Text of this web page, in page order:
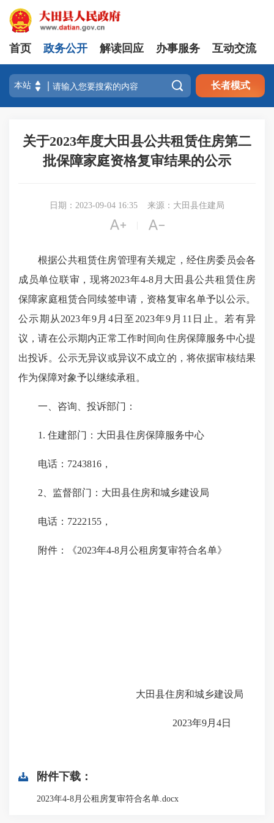
首页 政务公开 解读回应 办事服务 互动交流
 长者模式
关于2023年度大田县公共租赁住房第二
批保障家庭资格复审结果的公示
日期：2023-09-04 16:35 来源：大田县住建局
 
根据公共租赁住房管理有关规定，经住房委员会各
成员单位联审，现将2023年4-8月大田县公共租赁住房
保障家庭租赁合同续签申请，资格复审名单予以公示。
公示期从2023年9月4日至2023年9月11日止。若有异
议，请在公示期内正常工作时间向住房保障服务中心提
出投诉。公示无异议或异议不成立的，将依据审核结果
作为保障对象予以继续承租。
一、咨询、投诉部门：
1. 住建部门：大田县住房保障服务中心
电话：7243816，
2、监督部门：大田县住房和城乡建设局
电话：7222155，
附件：《2023年4-8月公租房复审符合名单》
大田县住房和城乡建设局
2023年9月4日
附件下载：
2023年4-8月公租房复审符合名单.docx